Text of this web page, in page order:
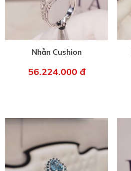
Nhẫn Cushion
56.224.000 đ